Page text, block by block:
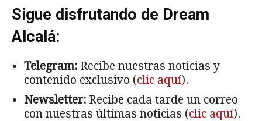
Sigue disfrutando de Dream
Alcalá:
Telegram: Recibe nuestras noticias y
contenido exclusivo (clic aquí).
Newsletter: Recibe cada tarde un correo
con nuestras últimas noticias (clic aquí).